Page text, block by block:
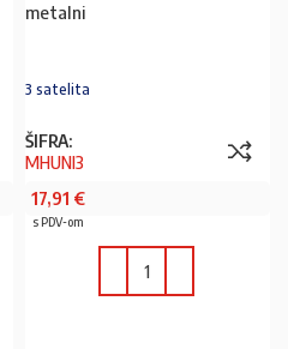
metalni
3 satelita
ŠIFRA:
MHUNI3
17,91 €
s PDV-om